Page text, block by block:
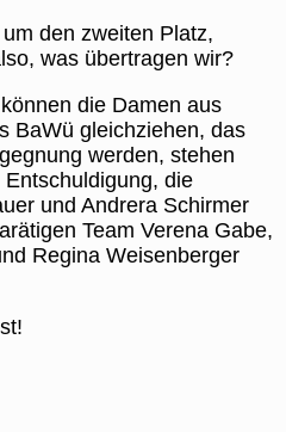
den zweiten Platz,
was übertragen wir?
die Damen aus
BaWü gleichziehen, das
werden, stehen
Entschuldigung, die
und Andrera Schirmer
Team Verena Gabe,
Regina Weisenberger